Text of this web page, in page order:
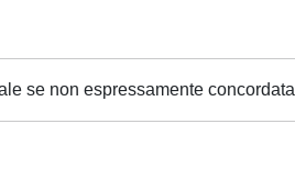
se non espressamente concordata